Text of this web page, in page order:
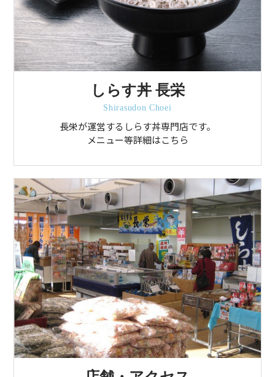
しらす丼 長栄
Shirasudon Choei
長栄が運営するしらす丼専門店です。
メニュー等詳細はこちら